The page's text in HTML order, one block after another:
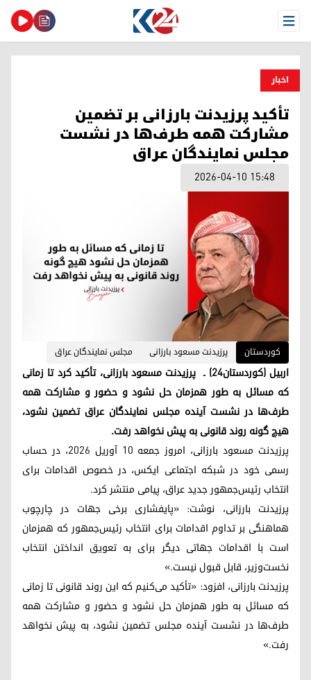
Open Menu
اخبار
تأکید پرزیدنت بارزانی بر تضمین
مشارکت همه طرف‌ها در نشست
مجلس نمایندگان عراق
2026-04-10 15:48
کوردستان پرزیدنت مسعود بارزانی مجلس نمایندگان عراق
اربیل (کوردستان۲۴) ـ پرزیدنت مسعود بارزانی، تأکید کرد تا زمانی
که مسائل به طور همزمان حل نشود و حضور و مشارکت همه
طرف‌ها در نشست آینده مجلس نمایندگان عراق تضمین نشود،
هیچ گونه روند قانونی به پیش نخواهد رفت.
پرزیدنت مسعود بارزانی، امروز جمعه ۱۰ آوریل ۲۰۲۶، در حساب
رسمی خود در شبکه اجتماعی ایکس، در خصوص اقدامات برای
انتخاب رئیس‌جمهور جدید عراق، پیامی منتشر کرد.
پرزیدنت بارزانی، نوشت: «پایفشاری برخی جهات در چارچوب
هماهنگی بر تداوم اقدامات برای انتخاب رئیس‌جمهور که همزمان
است با اقدامات جهاتی دیگر برای به تعویق انداختن انتخاب
نخست‌وزیر، قابل قبول نیست.»
پرزیدنت بارزانی، افزود: «تأکید می‌کنیم که این روند قانونی تا زمانی
که مسائل به طور همزمان حل نشود و حضور و مشارکت همه
طرف‌ها در نشست آینده مجلس تضمین نشود، به پیش نخواهد
رفت.»